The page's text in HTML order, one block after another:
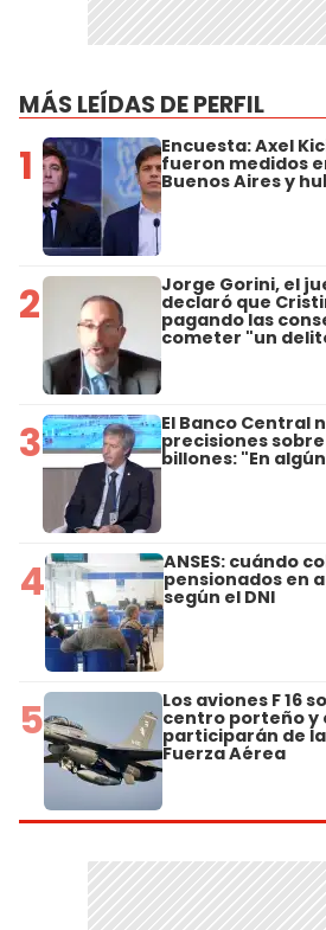
MÁS LEÍDAS DE PERFIL
1 Encuesta: Axel
fueron medidos
Buenos Aires y
2 Jorge Gorini, el
declaró que
pagando las
cometer "un
3 El Banco Central
precisiones
billones: "En
4 ANSES: cuándo
pensionados en
según el DNI
5 Los aviones F 16
centro porteño y
participarán de
Fuerza Aérea